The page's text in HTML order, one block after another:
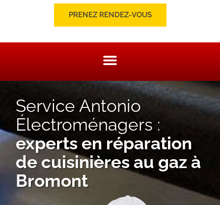
PRENEZ RENDEZ-VOUS
Service Antonio
Électroménagers :
experts en réparation
de cuisinières au gaz à
Bromont